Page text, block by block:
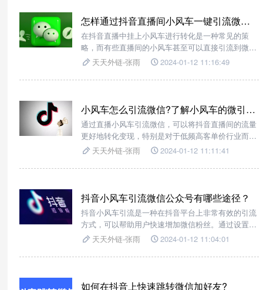
怎样通过抖音直播间小风车一键引流微信加好友？
在抖音直播中挂上小风车进行转化是一种常见的策
略，而有些直播间的小风车甚至可以直接引流到微
信。直播间的观众可以直接点击小风车引流到微信，
天天外链-张雨 2024-01-12 11:16:49
小风车怎么引流微信?了解小风车的微引流操作步骤及实用...
通过直播小风车引流微信，可以将抖音直播间的流量
更好地转化变现，特别是对于低频高客单价行业而
言，这是一个非常大的利好。虽然在直播间即时成交
移到企业微信、公众号、个人微信等私域，然后再逐
天天外链-张雨 2024-01-12 11:11:41
抖音小风车引流微信公众号有哪些途径？
抖音小风车引流是一种在抖音平台上非常有效的引流
方式，可以帮助用户快速增加微信粉丝。通过设置小
风车组件，并将其链接到微信加好友的页面，观众可
引流。
天天外链-张雨 2024-01-12 11:04:01
如何在抖音上快速跳转微信加好友?